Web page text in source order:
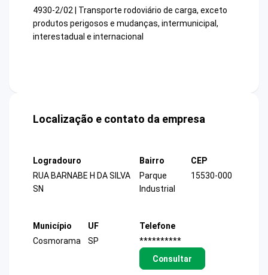
4930-2/02 | Transporte rodoviário de carga, exceto
produtos perigosos e mudanças, intermunicipal,
interestadual e internacional
Localização e contato da empresa
Logradouro
RUA BARNABE H DA SILVA
SN
Bairro
Parque
Industrial
CEP
15530-000
Município
Cosmorama
UF
SP
Telefone
**********
Consultar